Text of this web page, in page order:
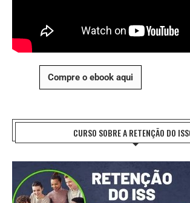
Compre o ebook aqui
CURSO SOBRE A RETENÇÃO DO